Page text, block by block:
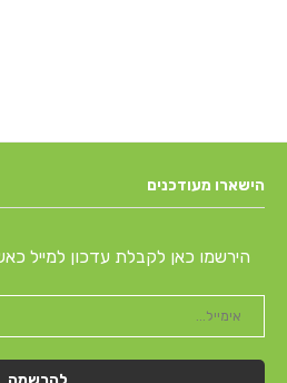
הישארו מעודכנים
הירשמו כאן לקבלת עדכון למייל